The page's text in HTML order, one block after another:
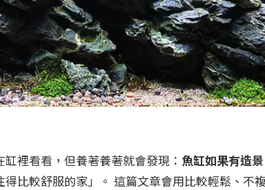
裡看看，但養著養著就會發現： 魚缸如果有造
比較舒服的家」。 這篇文章會用比較輕鬆、不